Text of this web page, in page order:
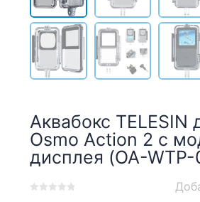
Аквабокс TELESIN
Osmo Action 2 с
дисплея (OA-